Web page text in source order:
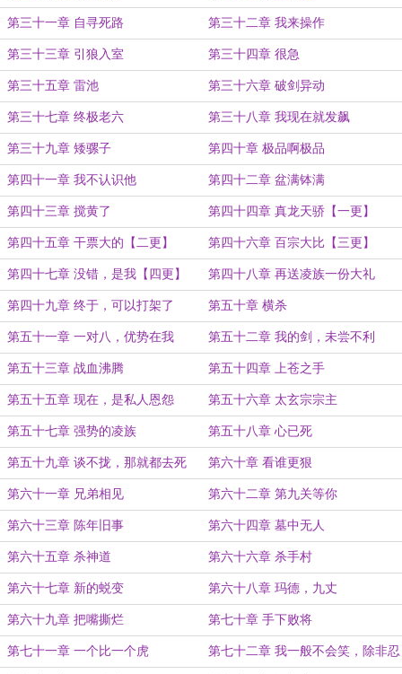
第三十一章 自寻死路 第三十二章 我来操作
第三十三章 引狼入室 第三十四章 很急
第三十五章 雷池 第三十六章 破剑异动
第三十七章 终极老六 第三十八章 我现在就发飙
第三十九章 矮骡子 第四十章 极品啊极品
第四十一章 我不认识他 第四十二章 盆满钵满
第四十三章 搅黄了 第四十四章 真龙天骄【一更】
第四十五章 干票大的【二更】 第四十六章 百宗大比【三更】
第四十七章 没错，是我【四更】 第四十八章 再送凌族一份大礼
第四十九章 终于，可以打架了 第五十章 横杀
第五十一章 一对八，优势在我 第五十二章 我的剑，未尝不利
第五十三章 战血沸腾 第五十四章 上苍之手
第五十五章 现在，是私人恩怨 第五十六章 太玄宗宗主
第五十七章 强势的凌族 第五十八章 心已死
第五十九章 谈不拢，那就都去死 第六十章 看谁更狠
第六十一章 兄弟相见 第六十二章 第九关等你
第六十三章 陈年旧事 第六十四章 墓中无人
第六十五章 杀神道 第六十六章 杀手村
第六十七章 新的蜕变 第六十八章 玛德，九丈
第六十九章 把嘴撕烂 第七十章 手下败将
第七十一章 一个比一个虎 第七十二章 我一般不会笑，除非忍